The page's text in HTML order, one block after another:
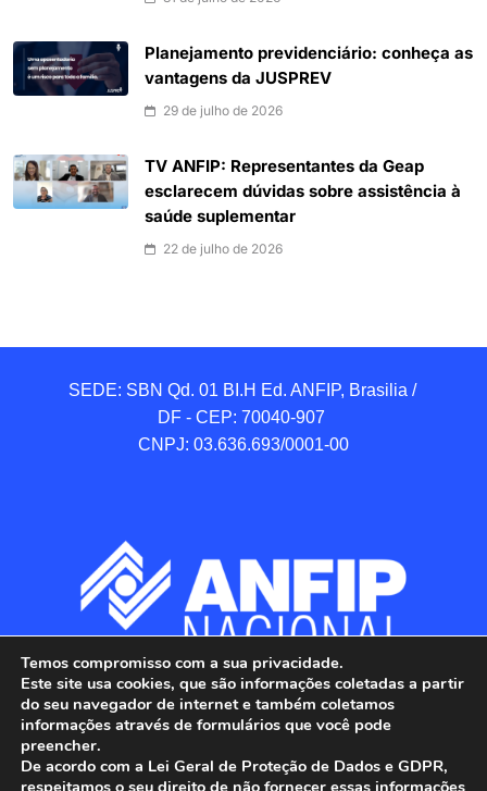
Planejamento previdenciário: conheça as
vantagens da JUSPREV
29 de julho de 2026
TV ANFIP: Representantes da Geap
esclarecem dúvidas sobre assistência à
saúde suplementar
22 de julho de 2026
SEDE: SBN Qd. 01 BI.H Ed. ANFIP, Brasilia /
DF - CEP: 70040-907
CNPJ: 03.636.693/0001-00
Temos compromisso com a sua privacidade.
Este site usa cookies, que são informações coletadas a partir
do seu navegador de internet e também coletamos
informações através de formulários que você pode
preencher.
De acordo com a Lei Geral de Proteção de Dados e GDPR,
respeitamos o seu direito de não fornecer essas informações